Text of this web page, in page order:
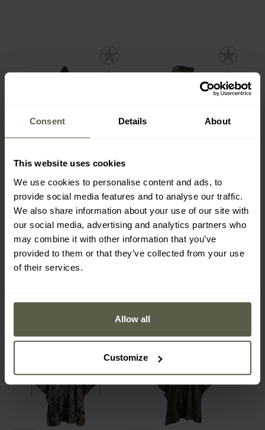
Consent Details About
This website uses cookies
We use cookies to personalise content and ads, to
provide social media features and to analyse our traffic.
We also share information about your use of our site with
our social media, advertising and analytics partners who
may combine it with other information that you’ve
provided to them or that they’ve collected from your use
of their services.
Allow all
Customize
АКЦІЯ
Пончо M-Tac RipStop -
Olive
Час
відправлення:Негайно
1 036,00 грн
1 443,35 грн
Термопончо Pentagon
Tac Maven Zero Hour -
Olive Green
Час
відправлення: Негайно
297,00 грн
360,85 грн